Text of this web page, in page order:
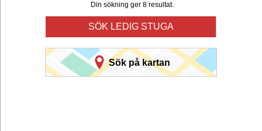
Din sökning ger 8 resultat.
SÖK LEDIG STUGA
Sök på kartan